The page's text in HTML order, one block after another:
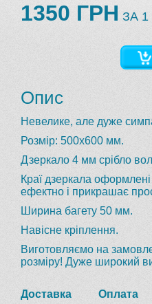
1350 ГРН ЗА
Опис
Невелике, але дуже
Розмір: 500х600 мм.
Дзеркало 4 мм срібло
Краї дзеркала
ефектно і прикрашає
Ширина багету 50 мм.
Навісне кріплення.
Виготовляємо на
розміру! Дуже широкий
Доставка Оплата